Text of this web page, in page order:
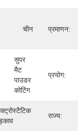
चीन प्रमाणन:
सुपर
मैट
पाउडर
कोटिंग
प्रयोग:
राज्य: